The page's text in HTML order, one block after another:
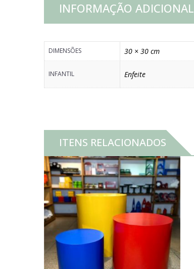
INFORMAÇÃO ADICIONAL
DIMENSÕES 30 × 30 cm
INFANTIL Enfeite
ITENS RELACIONADOS